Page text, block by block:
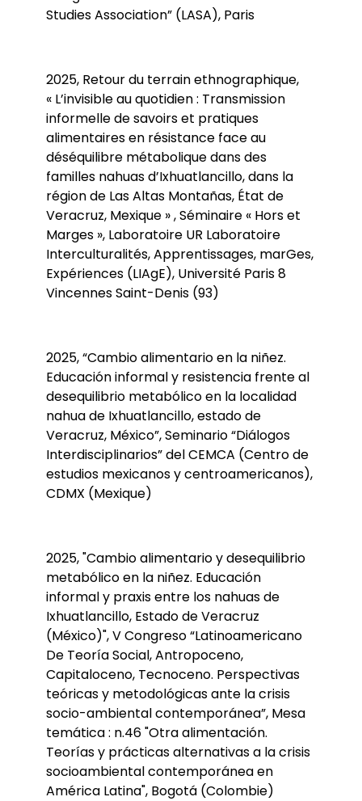
Studies Association” (LASA), Paris
2025, Retour du terrain ethnographique,
« L’invisible au quotidien : Transmission
informelle de savoirs et pratiques
alimentaires en résistance face au
déséquilibre métabolique dans des
familles nahuas d’Ixhuatlancillo, dans la
région de Las Altas Montañas, État de
Veracruz, Mexique » , Séminaire « Hors et
Marges », Laboratoire UR Laboratoire
Interculturalités, Apprentissages, marGes,
Expériences (LIAgE), Université Paris 8
Vincennes Saint-Denis (93)
2025, “Cambio alimentario en la niñez.
Educación informal y resistencia frente al
desequilibrio metabólico en la localidad
nahua de Ixhuatlancillo, estado de
Veracruz, México”, Seminario “Diálogos
Interdisciplinarios” del CEMCA (Centro de
estudios mexicanos y centroamericanos),
CDMX (Mexique)
2025, "Cambio alimentario y desequilibrio
metabólico en la niñez. Educación
informal y praxis entre los nahuas de
Ixhuatlancillo, Estado de Veracruz
(México)", V Congreso “Latinoamericano
De Teoría Social, Antropoceno,
Capitaloceno, Tecnoceno. ​Perspectivas
teóricas y metodológicas ante la crisis
socio-ambiental contemporánea”, Mesa
temática : n.46 "Otra alimentación.
Teorías y prácticas alternativas a la crisis
socioambiental contemporánea en
América Latina", Bogotá (Colombie)